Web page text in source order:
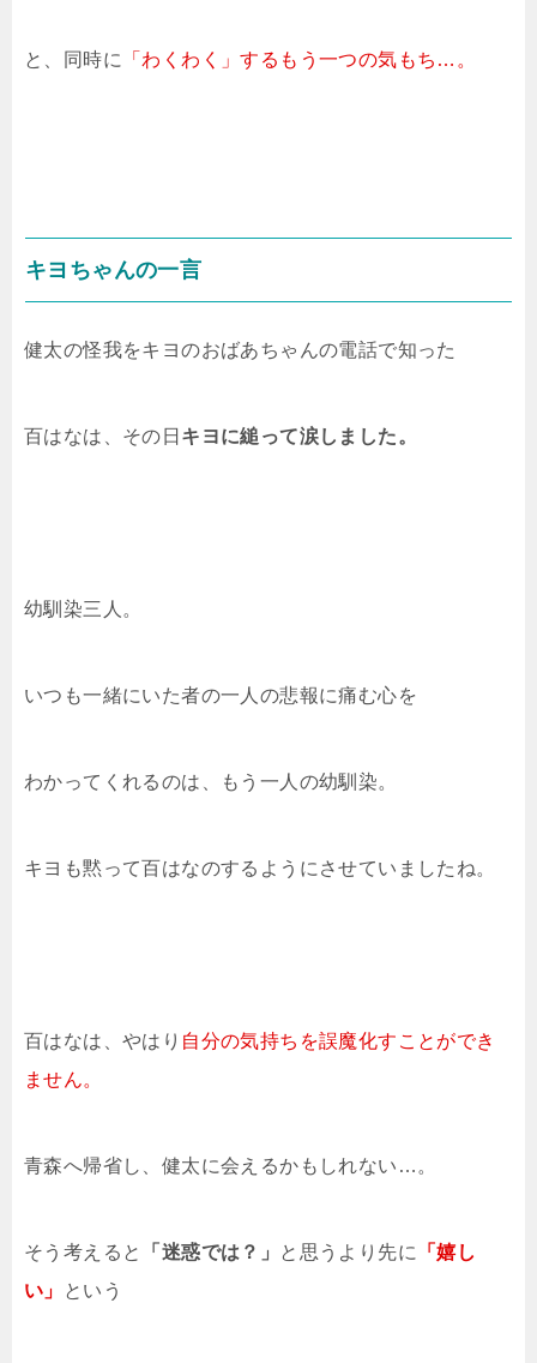
と、同時に 「わくわく」するもう一つの気もち…。
キヨちゃんの一言
健太の怪我をキヨのおばあちゃんの電話で知った
百はなは、その日 キヨに縋って涙しました。
幼馴染三人。
いつも一緒にいた者の一人の悲報に痛む心を
わかってくれるのは、もう一人の幼馴染。
キヨも黙って百はなのするようにさせていましたね。
百はなは、やはり 自分の気持ちを誤魔化すことができ
ません。
青森へ帰省し、健太に会えるかもしれない…。
そう考えると 「迷惑では？」 と思うより先に
「嬉し
い」
という